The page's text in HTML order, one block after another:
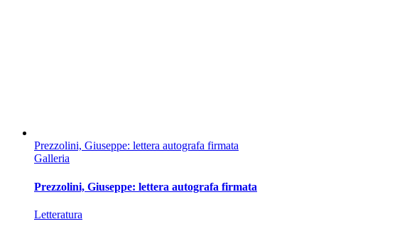
Prezzolini, Giuseppe: lettera autografa firmata
Galleria
Prezzolini, Giuseppe: lettera autografa firmata
Letteratura